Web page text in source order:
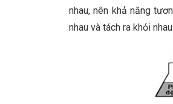
nhau, nên khả năng
nhau và tách ra khỏi nhau.